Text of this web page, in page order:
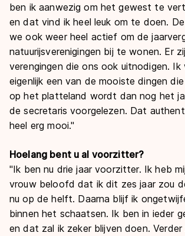
ben ik aanwezig om het gewest te
en dat vind ik heel leuk om te doen.
we ook weer heel actief om de
natuurijsverenigingen bij te wonen. Er
verengingen die ons ook uitnodigen.
eigenlijk een van de mooiste dingen
op het platteland wordt dan nog het
de secretaris voorgelezen. Dat
heel erg mooi."
Hoelang bent u al voorzitter?
"Ik ben nu drie jaar voorzitter. Ik heb
vrouw beloofd dat ik dit zes jaar zou
nu op de helft. Daarna blijf ik
binnen het schaatsen. Ik ben in ieder
en dat zal ik zeker blijven doen.